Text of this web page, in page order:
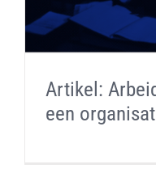
Artikel:
een